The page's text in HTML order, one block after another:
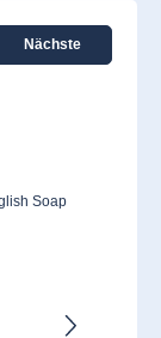
Nächste